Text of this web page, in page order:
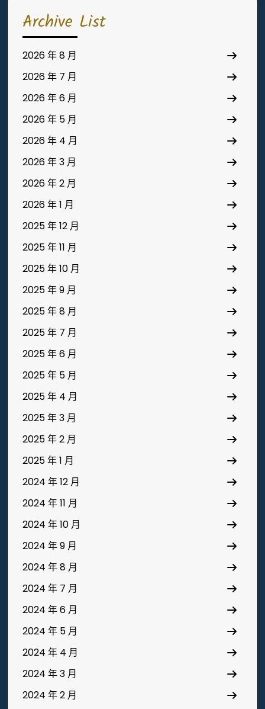
Archive List
2026 年 8 月
2026 年 7 月
2026 年 6 月
2026 年 5 月
2026 年 4 月
2026 年 3 月
2026 年 2 月
2026 年 1 月
2025 年 12 月
2025 年 11 月
2025 年 10 月
2025 年 9 月
2025 年 8 月
2025 年 7 月
2025 年 6 月
2025 年 5 月
2025 年 4 月
2025 年 3 月
2025 年 2 月
2025 年 1 月
2024 年 12 月
2024 年 11 月
2024 年 10 月
2024 年 9 月
2024 年 8 月
2024 年 7 月
2024 年 6 月
2024 年 5 月
2024 年 4 月
2024 年 3 月
2024 年 2 月